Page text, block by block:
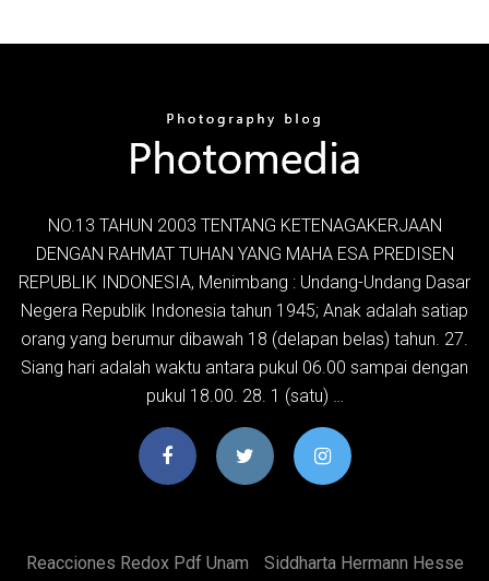
NO.13 TAHUN 2003 TENTANG KETENAGAKERJAAN
DENGAN RAHMAT TUHAN YANG MAHA ESA PREDISEN
REPUBLIK INDONESIA, Menimbang : Undang-Undang Dasar
Negera Republik Indonesia tahun 1945; Anak adalah satiap
orang yang berumur dibawah 18 (delapan belas) tahun. 27.
Siang hari adalah waktu antara pukul 06.00 sampai dengan
pukul 18.00. 28. 1 (satu) …
Reacciones Redox Pdf Unam
Siddharta Hermann Hesse